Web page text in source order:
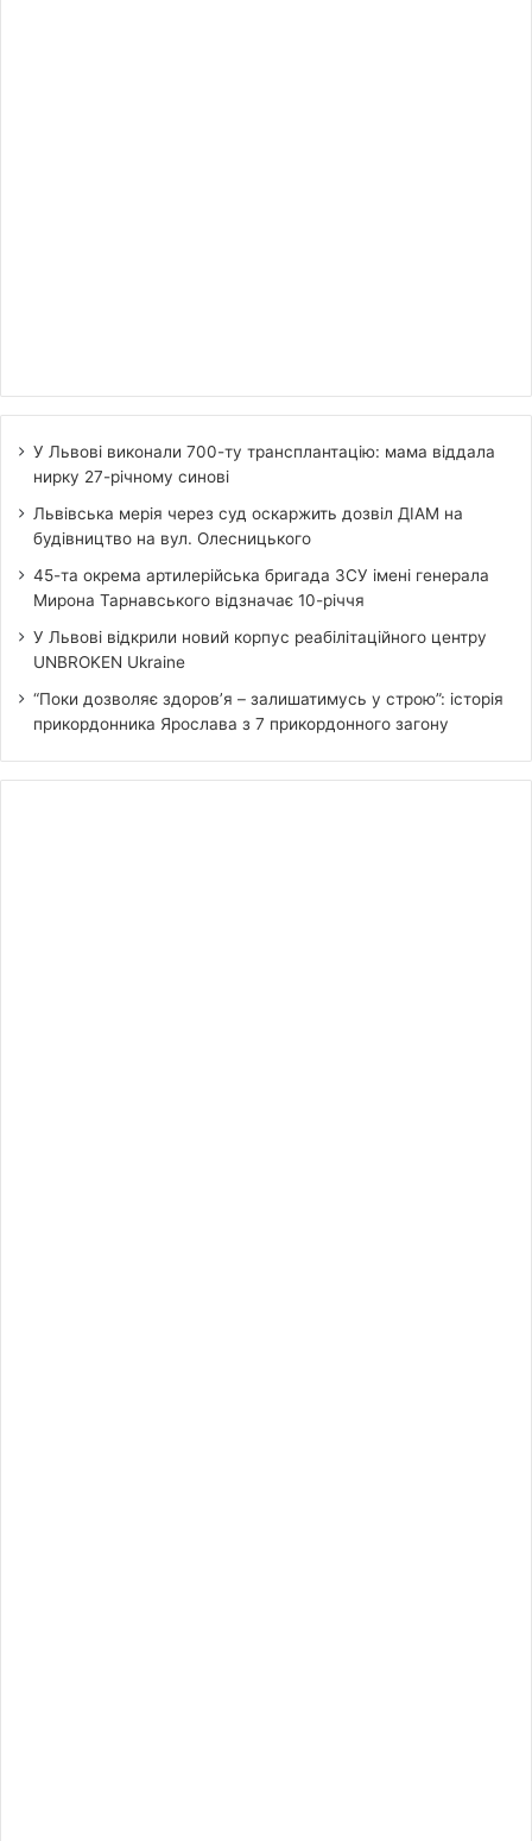
У Львові виконали 700-ту трансплантацію: мама віддала
нирку 27-річному синові
Львівська мерія через суд оскаржить дозвіл ДІАМ на
будівництво на вул. Олесницького
45-та окрема артилерійська бригада ЗСУ імені генерала
Мирона Тарнавського відзначає 10-річчя
У Львові відкрили новий корпус реабілітаційного центру
UNBROKEN Ukraine
“Поки дозволяє здоров’я – залишатимусь у строю”: історія
прикордонника Ярослава з 7 прикордонного загону